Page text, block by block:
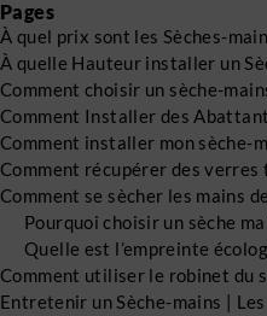
Pages
À quel prix sont les Sèches-
À quelle Hauteur installer un
Comment choisir un sèche-
Comment Installer des
Comment installer mon sèche-
Comment récupérer des
Comment se sècher les mains
Pourquoi choisir un sèche
Quelle est l’empreinte
Comment utiliser le robinet du
Entretenir un Sèche-mains |